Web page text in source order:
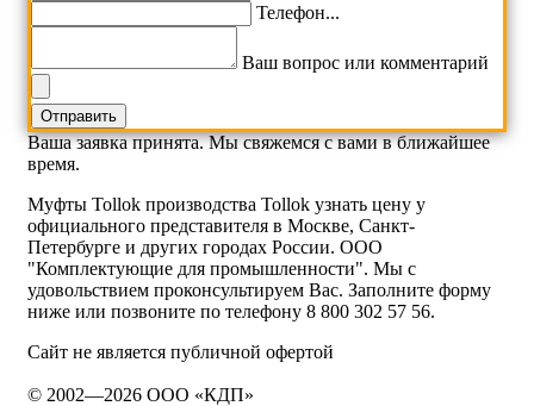
Телефон...
Ваш вопрос или комментарий
Ваша заявка принята. Мы свяжемся с вами в ближайшее
время.
Муфты Tollok производства Tollok узнать цену у
официального представителя в Москве, Санкт-
Петербурге и других городах России. ООО
"Комплектующие для промышленности". Мы с
удовольствием проконсультируем Вас. Заполните форму
ниже или позвоните по телефону 8 800 302 57 56.
Сайт не является публичной офертой
© 2002—2026 ООО «КДП»